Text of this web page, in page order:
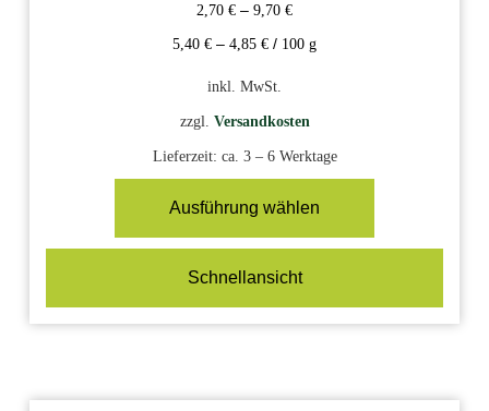
2,70 € – 9,70 €
5,40 € – 4,85 € / 100 g
inkl. MwSt.
zzgl. Versandkosten
Lieferzeit: ca. 3 – 6 Werktage
Ausführung wählen
Schnellansicht